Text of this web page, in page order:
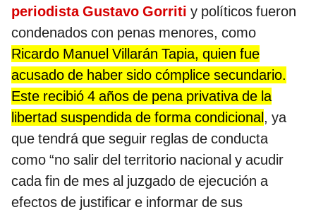
periodista Gustavo Gorriti y políticos fueron
condenados con penas menores, como
Ricardo Manuel Villarán Tapia, quien fue
acusado de haber sido cómplice secundario.
Este recibió 4 años de pena privativa de la
libertad suspendida de forma condicional, ya
que tendrá que seguir reglas de conducta
como “no salir del territorio nacional y acudir
cada fin de mes al juzgado de ejecución a
efectos de justificar e informar de sus